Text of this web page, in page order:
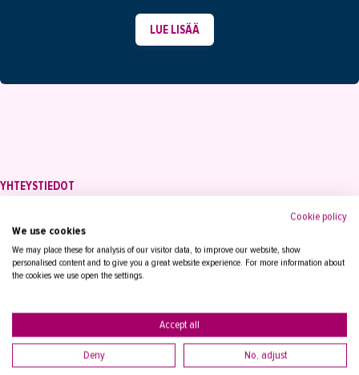
LUE LISÄÄ
YHTEYSTIEDOT
Vaihde03 2361 111
info@takk.fi
Y-tunnus 0155651-0
Cookie policy
We use cookies
We may place these for analysis of our visitor data, to improve our website, show
personalised content and to give you a great website experience. For more information about
the cookies we use open the settings.
Accept all
Deny No, adjust